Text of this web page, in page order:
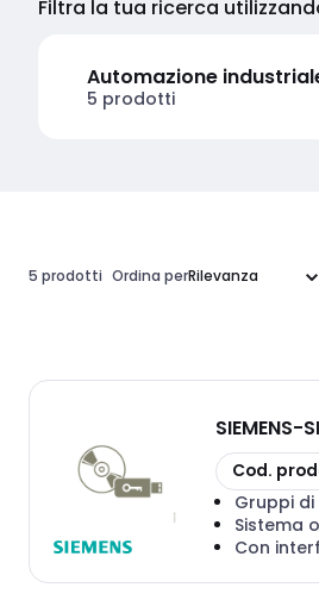
Filtra la tua ricerca
Automazione
5 prodotti
5 prodotti Ordina per
SIEMENS-
copia
Cod.
Gruppi
Sistema
Con